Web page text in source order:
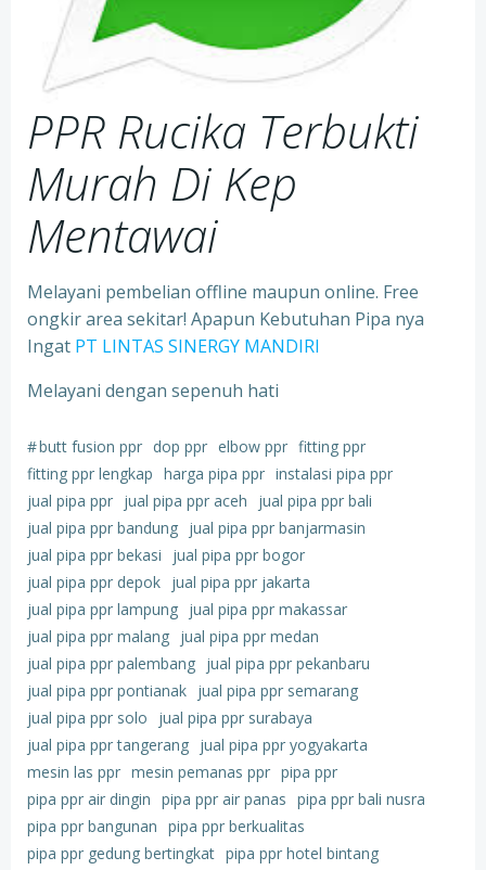
PPR Rucika Terbukti
Murah Di Kep
Mentawai
Melayani pembelian offline maupun online. Free
ongkir area sekitar! Apapun Kebutuhan Pipa nya
Ingat PT LINTAS SINERGY MANDIRI
Melayani dengan sepenuh hati
#butt fusion ppr dop ppr elbow ppr fitting ppr
fitting ppr lengkap harga pipa ppr instalasi pipa ppr
jual pipa ppr jual pipa ppr aceh
jual pipa ppr bali
jual pipa ppr bandung jual pipa ppr banjarmasin
jual pipa ppr bekasi
jual pipa ppr bogor
jual pipa ppr depok jual pipa ppr jakarta
jual pipa ppr lampung jual pipa ppr makassar
jual pipa ppr malang jual pipa ppr medan
jual pipa ppr palembang jual pipa ppr pekanbaru
jual pipa ppr pontianak jual pipa ppr semarang
jual pipa ppr solo
jual pipa ppr surabaya
jual pipa ppr tangerang jual pipa ppr yogyakarta
mesin las ppr mesin pemanas ppr pipa ppr
pipa ppr air dingin pipa ppr air panas pipa ppr bali nusra
pipa ppr bangunan pipa ppr berkualitas
pipa ppr gedung bertingkat pipa ppr hotel bintang